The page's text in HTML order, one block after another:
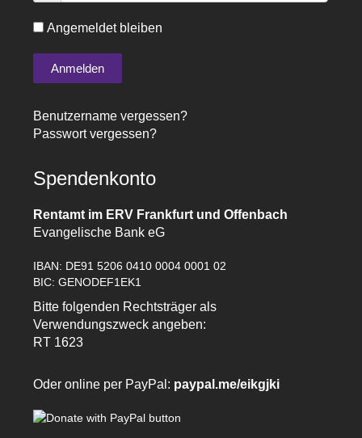
Angemeldet bleiben
Benutzername vergessen?
Passwort vergessen?
Spendenkonto
Rentamt im ERV Frankfurt und Offenbach
Evangelische Bank eG
IBAN: DE91 5206 0410 0004 0001 02
BIC: GENODEF1EK1
Bitte folgenden Rechtsträger als
Verwendungszweck angeben:
RT 1623
Oder online per PayPal: paypal.me/eikgjki